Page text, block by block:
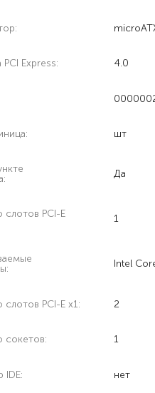
Express: 4.0
шт
Да
слотов PCI-E
1
Intel
слотов PCI-E x1: 2
сокетов: 1
IDE: нет